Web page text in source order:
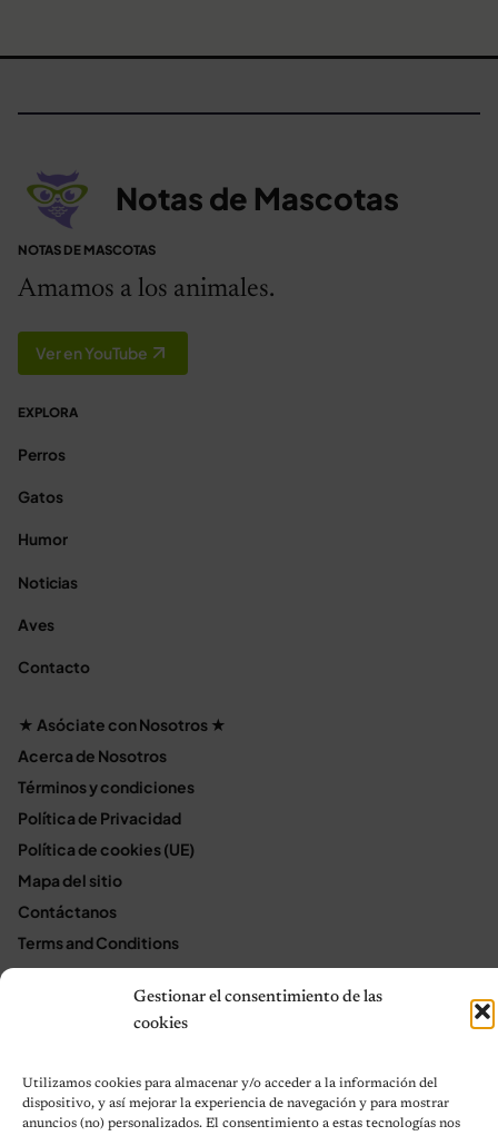
Gestionar el consentimiento de las
cookies
Utilizamos cookies para almacenar y/o acceder a la información del
dispositivo, y así mejorar la experiencia de navegación y para mostrar
anuncios (no) personalizados. El consentimiento a estas tecnologías nos
Notas de Mascotas
NOTAS DE MASCOTAS
Amamos a los animales.
Ver en YouTube
EXPLORA
Perros
Gatos
Humor
Noticias
Aves
Contacto
★ Asóciate con Nosotros ★
Acerca de Nosotros
Términos y condiciones
Política de Privacidad
Política de cookies (UE)
Mapa del sitio
Contáctanos
Terms and Conditions
© 2026 Notas de Mascotas